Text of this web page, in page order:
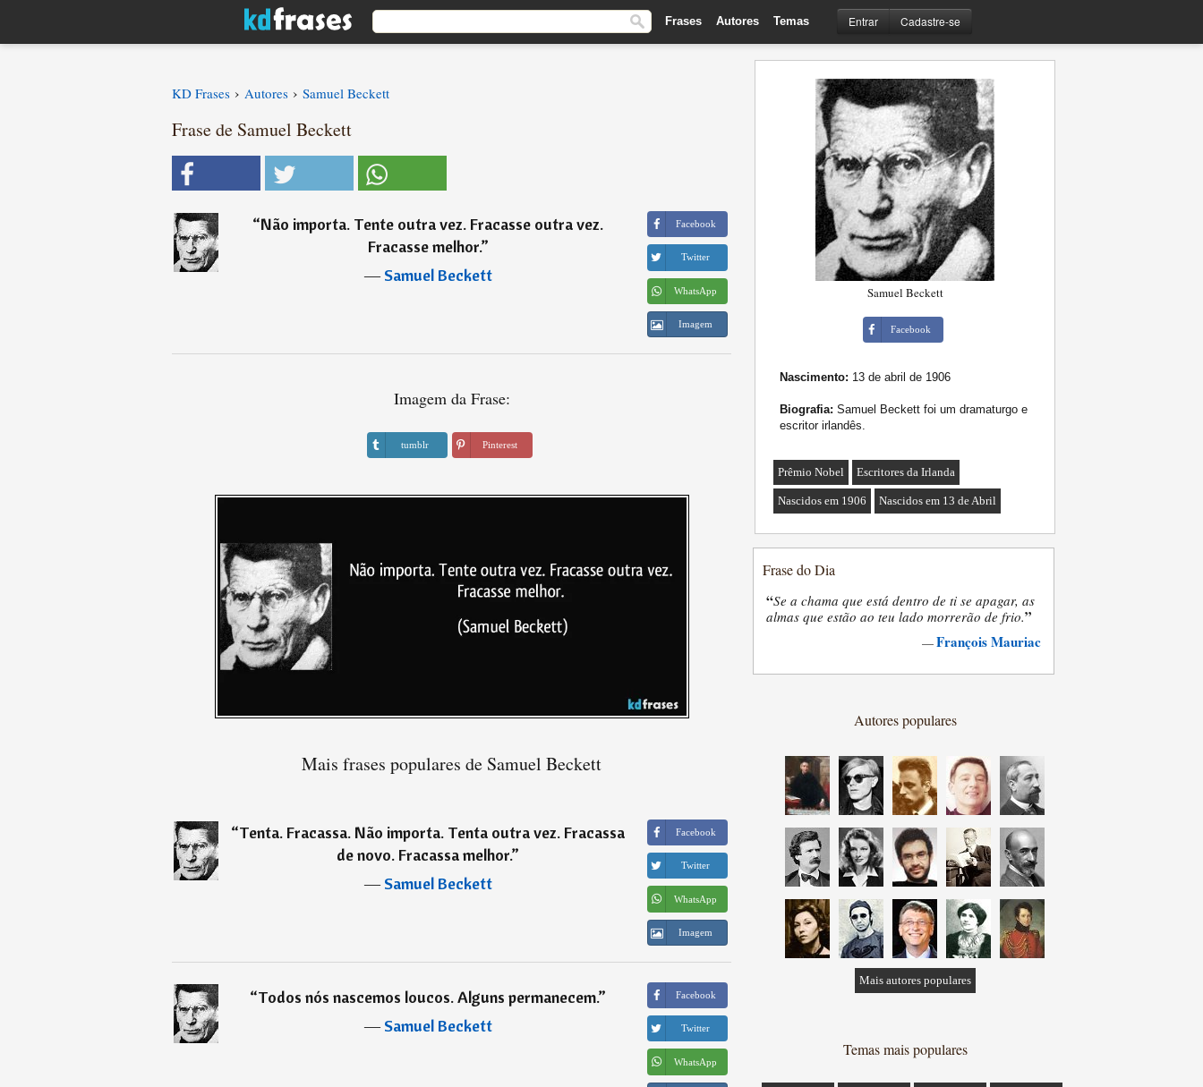
Frases Autores Temas Entrar Cadastre-se
KD Frases › Autores › Samuel Beckett
Frase de Samuel Beckett
“Não importa. Tente outra vez. Fracasse outra vez.
Fracasse melhor.”
―Samuel Beckett
Facebook
Twitter
WhatsApp
Imagem
Imagem da Frase:
tumblr Pinterest
Mais frases populares de Samuel Beckett
“Tenta. Fracassa. Não importa. Tenta outra vez. Fracassa
de novo. Fracassa melhor.”
―Samuel Beckett
Facebook
Twitter
WhatsApp
Imagem
“Todos nós nascemos loucos. Alguns permanecem.”
―Samuel Beckett
Facebook
Twitter
WhatsApp
Samuel Beckett
Facebook
Nascimento: 13 de abril de 1906
Biografia: Samuel Beckett foi um dramaturgo e
escritor irlandês.
Prêmio Nobel Escritores da Irlanda
Nascidos em 1906 Nascidos em 13 de Abril
Frase do Dia
“Se a chama que está dentro de ti se apagar, as
almas que estão ao teu lado morrerão de frio.”
—François Mauriac
Autores populares
Mais autores populares
Temas mais populares